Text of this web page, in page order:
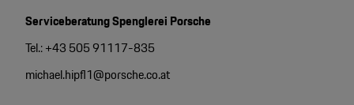
Serviceberatung Spenglerei Porsche
Tel.: +43 505 91117-835
michael.hipfl1@porsche.co.at